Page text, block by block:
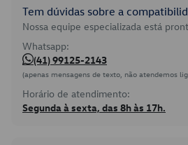
Tem dúvidas sobre a
Nossa equipe especializada está
Whatsapp:
(41) 99125-2143
(apenas mensagens de texto, não atendemos
Horário de atendimento:
Segunda à sexta, das 8h às 17h.